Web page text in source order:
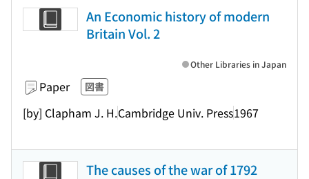
An Economic history of modern
Britain Vol. 2
Paper 図書
[by] Clapham J. H.Cambridge Univ. Press1967
Other Libraries in Japan
The causes of the war of 1792